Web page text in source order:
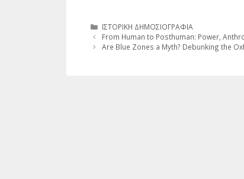
Κατηγορίες
ΙΣΤΟΡΙΚΗ ΔΗΜΟΣΙΟΓΡΑΦΙΑ
From Human to Posthuman: Power,
Are Blue Zones a Myth? Debunking the